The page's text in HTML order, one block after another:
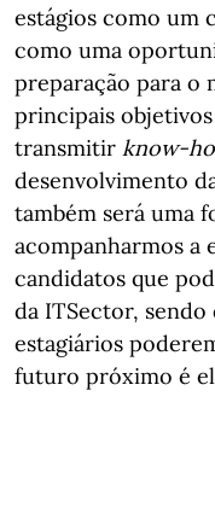
estágios como um
como uma
preparação para o
principais
transmitir know-
desenvolvimento
também será uma
acompanharmos a
candidatos que
da ITSector, sendo
estagiários
futuro próximo é